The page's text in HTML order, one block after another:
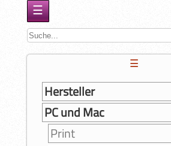
☰
☰
Hersteller
PC und Mac
Print